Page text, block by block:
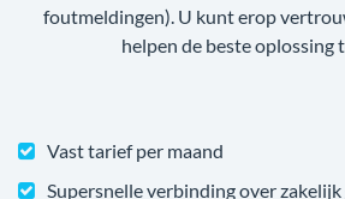
foutmeldingen). U kunt erop
helpen de beste oplossing
Vast tarief per maand
Supersnelle verbinding over zakelijk